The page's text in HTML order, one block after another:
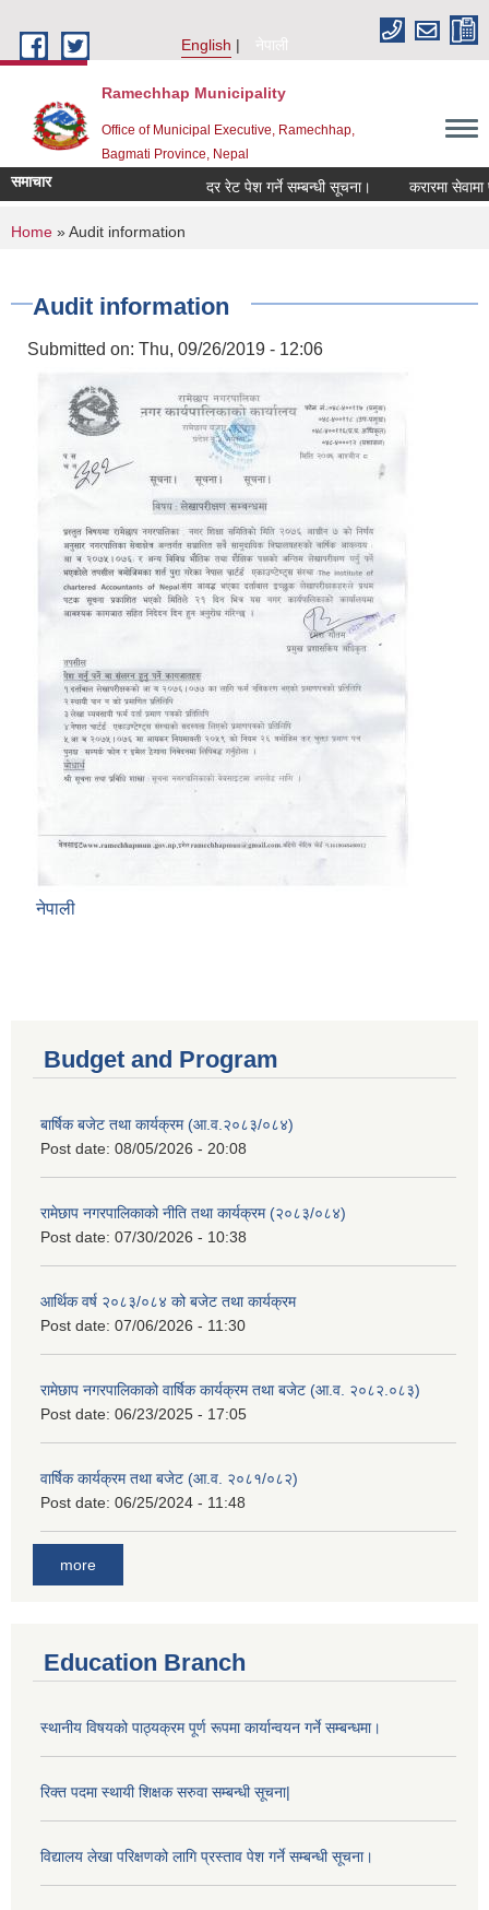
English
नेपाली
Ramechhap Municipality
Office of Municipal Executive, Ramechhap,
Bagmati Province, Nepal
समाचार दर रेट पेश गर्ने सम्बन्धी सूचना। करारमा सेवामा
You are here
Home » Audit information
Audit information
Submitted on: Thu, 09/26/2019 - 12:06
नेपाली
Budget and Program
बार्षिक बजेट तथा कार्यक्रम (आ.व.२०८३/०८४)
Post date: 08/05/2026 - 20:08
रामेछाप नगरपालिकाको नीति तथा कार्यक्रम (२०८३/०८४)
Post date: 07/30/2026 - 10:38
आर्थिक वर्ष २०८३/०८४ को बजेट तथा कार्यक्रम
Post date: 07/06/2026 - 11:30
रामेछाप नगरपालिकाको वार्षिक कार्यक्रम तथा बजेट (आ.व. २०८२.०८३)
Post date: 06/23/2025 - 17:05
वार्षिक कार्यक्रम तथा बजेट (आ.व. २०८१/०८२)
Post date: 06/25/2024 - 11:48
more
Education Branch
स्थानीय विषयको पाठ्यक्रम पूर्ण रूपमा कार्यान्वयन गर्ने सम्बन्धमा।
रिक्त पदमा स्थायी शिक्षक सरुवा सम्बन्धी सूचना|
विद्यालय लेखा परिक्षणको लागि प्रस्ताव पेश गर्ने सम्बन्धी सूचना।